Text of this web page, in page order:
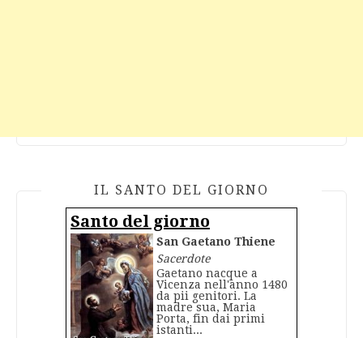
IL SANTO DEL GIORNO
Santo del giorno
San Gaetano Thiene
Sacerdote
Gaetano nacque a
Vicenza nell'anno 1480
da pii genitori. La
madre sua, Maria
Porta, fin dai primi
istanti...